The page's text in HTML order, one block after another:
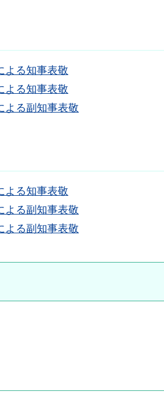
よる知事表敬
よる知事表敬
よる副知事表敬
よる知事表敬
よる副知事表敬
よる副知事表敬